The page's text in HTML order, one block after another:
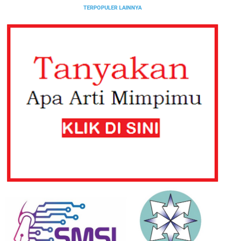
TERPOPULER LAINNYA